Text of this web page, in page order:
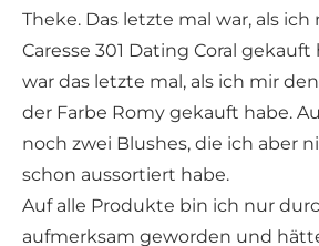
Theke. Das letzte mal war, als
Caresse 301 Dating Coral
war das letzte mal, als ich mir
der Farbe Romy gekauft habe.
noch zwei Blushes, die ich aber
schon aussortiert habe.
Auf alle Produkte bin ich nur
aufmerksam geworden und